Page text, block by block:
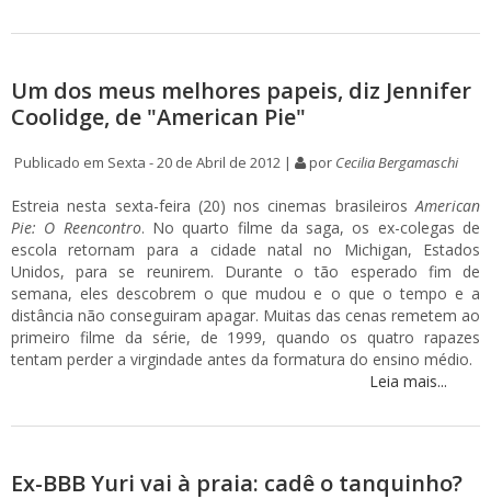
Um dos meus melhores papeis, diz Jennifer
Coolidge, de "American Pie"
Publicado em Sexta - 20 de Abril de 2012 | por Cecilia Bergamaschi
Estreia nesta sexta-feira (20) nos cinemas brasileirosAmerican
Pie: O Reencontro. No quarto filme da saga, os ex-colegas de
escola retornam para a cidade natal no Michigan, Estados
Unidos, para se reunirem. Durante o tão esperado fim de
semana, eles descobrem o que mudou e o que o tempo e a
distância não conseguiram apagar. Muitas das cenas remetem ao
primeiro filme da série, de 1999, quando os quatro rapazes
tentam perder a virgindade antes da formatura do ensino médio.
Leia mais...
Ex-BBB Yuri vai à praia: cadê o tanquinho?